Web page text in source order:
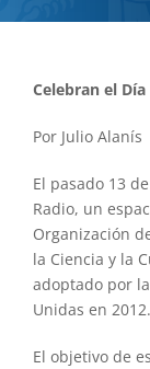
Celebran el
Por Julio Alanís
El pasado 13
Radio, un
Organización
la Ciencia y la
adoptado por
Unidas en 2012.
El objetivo de